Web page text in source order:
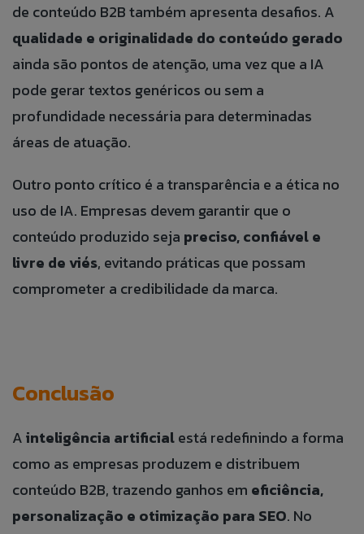
de conteúdo B2B também apresenta desafios. A
qualidade e originalidade do conteúdo gerado
ainda são pontos de atenção, uma vez que a IA
pode gerar textos genéricos ou sem a
profundidade necessária para determinadas
áreas de atuação.
Outro ponto crítico é a transparência e a ética no
uso de IA. Empresas devem garantir que o
conteúdo produzido seja preciso, confiável e
livre de viés, evitando práticas que possam
comprometer a credibilidade da marca.
Conclusão
Ainteligência artificialestá redefinindo a forma
como as empresas produzem e distribuem
conteúdo B2B, trazendo ganhos em eficiência,
personalização e otimização para SEO. No
ANEXAR CURRÍCULO
Aceito que meus dados sejam utilizados para
contato com o titular dos dados para fins de